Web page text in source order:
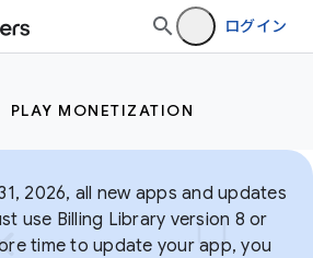
ログイン
PLAY MONETIZATION
2026, all new apps and updates
use Billing Library version 8 or
time to update your app, you